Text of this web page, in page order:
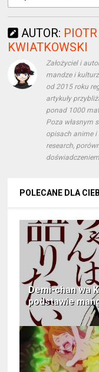
AUTOR:
KWIATKOWSKI
Założyciel i
mandze i
od 2015 roku
artykuły
ponad 1000
Poza własnym
opisach anime i
research,
POLECANE DLA
Demi-chan wa
podstawie